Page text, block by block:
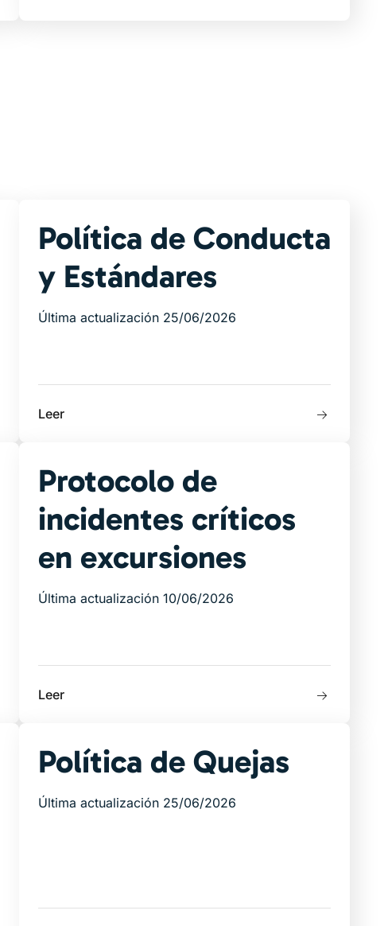
Política de Conducta
y Estándares
Última actualización 25/06/2026
Leer
Protocolo de
incidentes críticos
en excursiones
Última actualización 10/06/2026
Leer
Política de Quejas
Última actualización 25/06/2026